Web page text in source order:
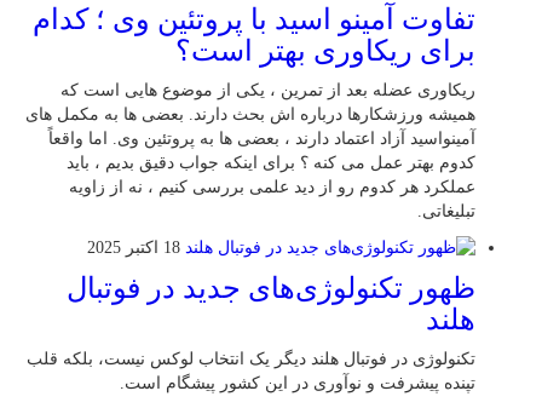
تفاوت آمینو اسید با پروتئین وی ؛ کدام
برای ریکاوری بهتر است؟
ریکاوری عضله بعد از تمرین ، یکی از موضوع‌ هایی‌ است که
همیشه ورزشکارها درباره‌ اش بحث دارند. بعضی‌ ها به مکمل‌ های
آمینواسید آزاد اعتماد دارند ، بعضی‌ ها به پروتئین وی. اما واقعاً
کدوم بهتر عمل می‌ کنه ؟ برای اینکه جواب دقیق بدیم ، باید
عملکرد هر کدوم رو از دید علمی بررسی کنیم ، نه از زاویه
تبلیغاتی.
18 اکتبر 2025
ظهور تکنولوژی‌های جدید در فوتبال
هلند
تکنولوژی در فوتبال هلند دیگر یک انتخاب لوکس نیست، بلکه قلب
تپنده پیشرفت و نوآوری در این کشور پیشگام است.